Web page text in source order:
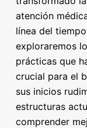
atención
línea del
exploraremos
prácticas que
crucial para el
sus inicios
estructuras
comprender